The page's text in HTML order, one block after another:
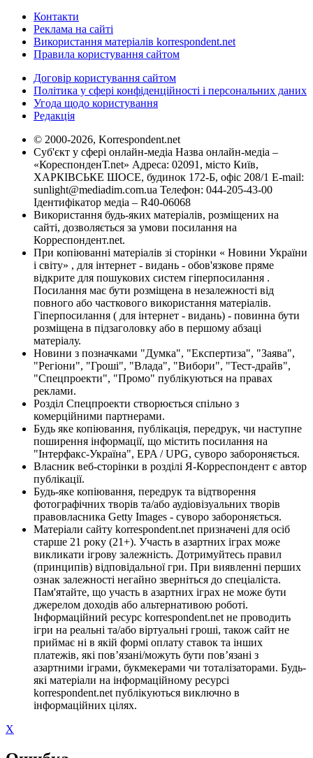
Контакти
Реклама на сайті
Використання матеріалів korrespondent.net
Правила користування сайтом
Договір користування сайтом
Політика у сфері конфіденційності і персональних даних
Угода щодо користування
Редакція
© 2000-2026, Korrespondent.net
Суб'єкт у сфері онлайн-медіа Назва онлайн-медіа –
«КореспонденТ.net» Адреса: 02091, місто Київ,
ХАРКІВСЬКЕ ШОСЕ, будинок 172-Б, офіс 208/1 E-mail:
sunlight@mediadim.com.ua Телефон: 044-205-43-00
Ідентифікатор медіа – R40-06068
Використання будь-яких матеріалів, розміщених на
сайті, дозволяється за умови посилання на
Корреспондент.net.
При копіюванні матеріалів зі сторінки « Новини України
і світу» , для інтернет - видань - обов'язкове пряме
відкрите для пошукових систем гіперпосилання .
Посилання має бути розміщена в незалежності від
повного або часткового використання матеріалів.
Гіперпосилання ( для інтернет - видань) - повинна бути
розміщена в підзаголовку або в першому абзаці
матеріалу.
Новини з позначками "Думка", "Експертиза", "Заява",
"Регіони", "Гроші", "Влада", "Вибори", "Тест-драйв",
"Спецпроекти", "Промо" публікуються на правах
реклами.
Розділ Спецпроекти створюється спільно з
комерційними партнерами.
Будь яке копіювання, публікація, передрук, чи наступне
поширення інформації, що містить посилання на
"Інтерфакс-Україна", EPA / UPG, суворо забороняється.
Власник веб-сторінки в розділі Я-Корреспондент є автор
публікації.
Будь-яке копіювання, передрук та відтворення
фотографічних творів та/або аудіовізуальних творів
правовласника Getty Images - суворо забороняється.
Матеріали сайту korrespondent.net призначені для осіб
старше 21 року (21+). Участь в азартних іграх може
викликати ігрову залежність. Дотримуйтесь правил
(принципів) відповідальної гри. При виявленні перших
ознак залежності негайно зверніться до спеціаліста.
Пам'ятайте, що участь в азартних іграх не може бути
джерелом доходів або альтернативою роботі.
Інформаційний ресурс korrespondent.net не проводить
ігри на реальні та/або віртуальні гроші, також сайт не
приймає ні в якій формі оплату ставок та інших
платежів, які пов’язані/можуть бути пов’язані з
азартними іграми, букмекерами чи тоталізаторами. Будь-
які матеріали на інформаційному ресурсі
korrespondent.net публікуються виключно в
інформаційних цілях.
X